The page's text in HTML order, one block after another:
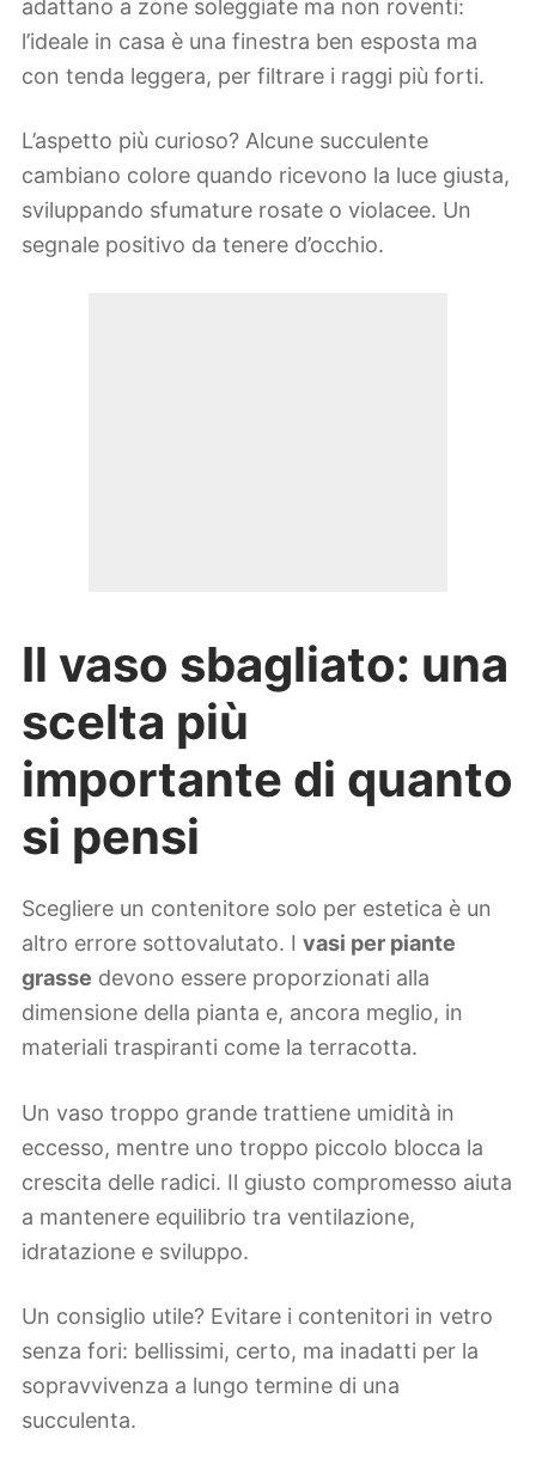
adattano a zone soleggiate ma non roventi:
l’ideale in casa è una finestra ben esposta ma
con tenda leggera, per filtrare i raggi più forti.
L’aspetto più curioso? Alcune succulente
cambiano colore quando ricevono la luce giusta,
sviluppando sfumature rosate o violacee. Un
segnale positivo da tenere d’occhio.
Il vaso sbagliato: una
scelta più
importante di quanto
si pensi
Scegliere un contenitore solo per estetica è un
altro errore sottovalutato. I vasi per piante
grasse devono essere proporzionati alla
dimensione della pianta e, ancora meglio, in
materiali traspiranti come la terracotta.
Un vaso troppo grande trattiene umidità in
eccesso, mentre uno troppo piccolo blocca la
crescita delle radici. Il giusto compromesso aiuta
a mantenere equilibrio tra ventilazione,
idratazione e sviluppo.
Un consiglio utile? Evitare i contenitori in vetro
senza fori: bellissimi, certo, ma inadatti per la
sopravvivenza a lungo termine di una
succulenta.